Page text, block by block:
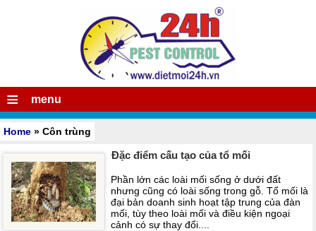
≡ menu
Home » Côn trùng
Đặc điểm cấu tạo của tổ mối
Phần lớn các loài mối sống ở dưới đất
nhưng cũng có loài sống trong gỗ. Tổ mối là
đại bản doanh sinh hoạt tập trung của đàn
mối, tùy theo loài mối và điều kiện ngoại
cảnh có sự thay đổi....